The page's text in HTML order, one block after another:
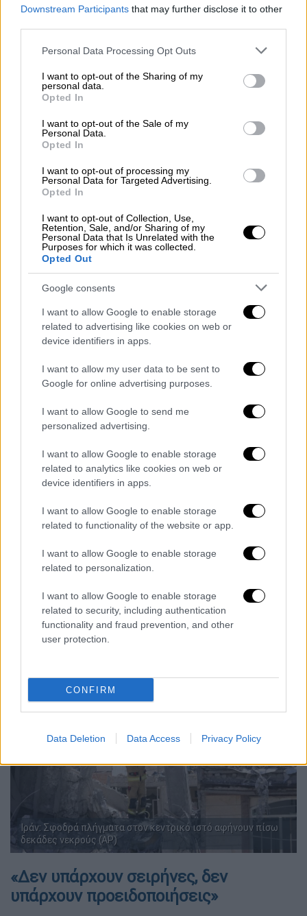
Downstream Participants that may further disclose it to other
Please note that this website/app uses one or more Google
not limited to your visit or usage behaviour. You may click to
grant or deny consent to Google and its third-party tags to
use your data for below specified purposes in below Google
consent section.
Personal Data Processing Opt Outs
I want to opt-out of the Sharing of my
personal data.
Opted In
I want to opt-out of the Sale of my
Personal Data.
Opted In
I want to opt-out of processing my
Personal Data for Targeted Advertising.
Opted In
I want to opt-out of Collection, Use,
Retention, Sale, and/or Sharing of my
Personal Data that Is Unrelated with the
Purposes for which it was collected.
Opted Out
Google consents
I want to allow Google to enable storage
related to advertising like cookies on web or
device identifiers in apps.
I want to allow my user data to be sent to
Google for online advertising purposes.
I want to allow Google to send me
personalized advertising.
I want to allow Google to enable storage
related to analytics like cookies on web or
device identifiers in apps.
I want to allow Google to enable storage
related to functionality of the website or app.
I want to allow Google to enable storage
related to personalization.
I want to allow Google to enable storage
related to security, including authentication
functionality and fraud prevention, and other
user protection.
CONFIRM
Data Deletion Data Access Privacy Policy
ΣτηΡεσαλάτ, μια πολυκατοικία
σοπεδώθηκε από ισραηλινή επιδρομή στις 9
Μαρτίου
, με τις εκτιμήσεις να κάνουν λόγο
. Επιζών περιέγραψε την
επίθεση ως αιφνίδια, λέγοντας πως
εκτινάχθηκε μέσα στο ίδιο του το σπίτι και
υποστήριξε πως
στόχος ήταν κτίριο της
παραστρατιωτικής οργάνωσης Μπασίτζ
ανάλυση δείχνει ότι η καταστροφή
επεκτάθηκε σε ακτίνα 65 μέτρων,
κτίρια.
Στρατιωτικοί εμπειρογνώμονες
ότι χρησιμοποιούνται βόμβες μεγάλης
ισχύος,σειράς Mark 80
, με ειδικούς του
διεθνούς δικαίου να προειδοποιούν ότι η
χρήση τόσο βαρέων όπλων σε
πυκνοκατοικημένες ζώνες
είναι δυσανάλογη και παράνομη. Συνολικά, το
Ισραήλ δηλώνει ότιέχει ρίξει 12.000 βόμβες
στη χώρα -3.600 μόνο στην Τεχεράνη
ΗΠΑ αναφέρουν πλήγματα σε 9.000 στόχους,
πολλοί εκ των οποίων βρίσκονται δίπλα σε
κατοικίες και σχολεία.
Σε άλλη επίθεση που σημειώθηκε την 1η
αστυνομικό τμήμα
Αμπασαμπάντ, μάρτυρες ανέφεραν
τουλάχιστον 20 νεκρούς πολίτες που είχαν
συγκεντρωθεί σε κοντινή πλατεία για το
Ραμαζάνι. Η οργάνωση
άμαχοι, ανάμεσά τους 217 παιδιά, έχουν
χάσει τη ζωή τους τον πρώτο μήνα του
πολέμου.
Iράν: Σφοδρά πλήγματα στον κεντρικό ιστό αφήνουν πίσω
δεκάδες νεκρούς (AP)
«Δεν υπάρχουν σειρήνες, δεν
υπάρχουν προειδοποιήσεις»